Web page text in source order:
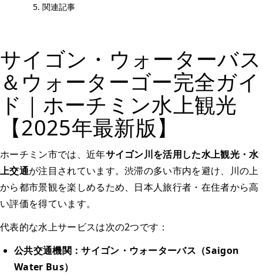
関連記事
サイゴン・ウォーターバス
＆ウォーターゴー完全ガイ
ド｜ホーチミン水上観光
【2025年最新版】
ホーチミン市では、近年サイゴン川を活用した水上観光・水
上交通が注目されています。渋滞の多い市内を避け、川の上
から都市景観を楽しめるため、日本人旅行者・在住者から高
い評価を得ています。
代表的な水上サービスは次の2つです：
公共交通機関：サイゴン・ウォーターバス（Saigon
Water Bus）